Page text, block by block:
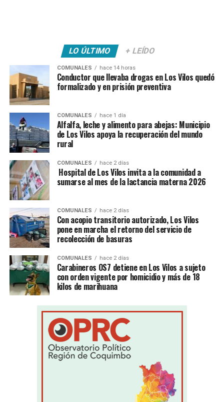
LO ÚLTIMO + LEÍDO
COMUNALES hace 14 horas
Conductor que llevaba drogas en Los Vilos quedó
formalizado y en prisión preventiva
COMUNALES hace 1 día
Alfalfa, leche y alimento para abejas: Municipio
de Los Vilos apoya la recuperación del mundo
rural
COMUNALES hace 2 días
Hospital de Los Vilos invita a la comunidad a
sumarse al mes de la lactancia materna 2026
COMUNALES hace 2 días
Con acopio transitorio autorizado, Los Vilos
pone en marcha el retorno del servicio de
recolección de basuras
COMUNALES hace 2 días
Carabineros OS7 detiene en Los Vilos a sujeto
con orden vigente por homicidio y más de 18
kilos de marihuana